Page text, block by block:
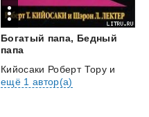
Богатый папа, Бедный
папа
Кийосаки Роберт Торуи
ещё 1 автор(а)